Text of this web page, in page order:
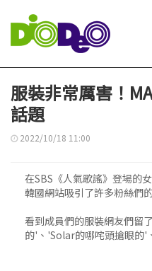
服裝非常厲害！
話題
2022/10/18 11:00
在SBS《人氣歌謠》登場的
韓國網站吸引了許多粉絲們
看到成員們的服裝網友們留
的'、'Solar的哪咤頭搶眼的'